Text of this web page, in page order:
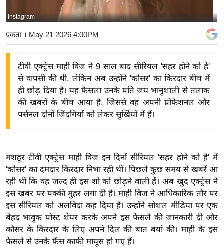
य
बि
ज़
द्यो
त
वि
शे
ष
ज्ञ
रा
य
Instagram
एकता । May 21 2026 4:00PM
टीवी एक्ट्रेस माही विज ने 9 साल बाद सीरियल 'सहर होने को है'
से वापसी की थी, लेकिन अब उन्होंने 'कौसर' का किरदार बीच में
ही छोड़ दिया है। यह फैसला उनके पति जय भानुशाली से तलाक
की खबरों के बीच आया है, जिससे वह अपनी प्रोफेशनल और
पर्सनल दोनों जिंदगियों को लेकर सुर्खियों में हैं।
मशहूर टीवी एक्ट्रेस माही विज इन दिनों सीरियल 'सहर होने को है' में
'कौसर' का दमदार किरदार निभा रही थीं। पिछले कुछ समय से खबरें आ
रही थीं कि वह जल्द ही इस शो को छोड़ने वाली हैं। अब खुद एक्ट्रेस ने
इस खबर पर पक्की मुहर लगा दी है। माही विज ने आधिकारिक तौर पर
इस सीरियल को अलविदा कह दिया है। उन्होंने सोशल मीडिया पर एक
बेहद भावुक पोस्ट शेयर करके अपने इस फैसले की जानकारी दी और
कौसर के किरदार के लिए अपने दिल की बात बयां की। माही के इस
फैसले से उनके फैंस काफी मायूस हो गए हैं।